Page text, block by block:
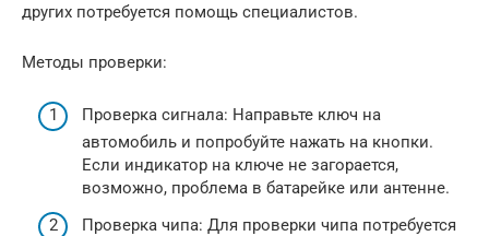
других потребуется помощь специалистов.
Методы проверки:
Проверка сигнала: Направьте ключ на
автомобиль и попробуйте нажать на кнопки.
Если индикатор на ключе не загорается,
возможно, проблема в батарейке или антенне.
Проверка чипа: Для проверки чипа потребуется